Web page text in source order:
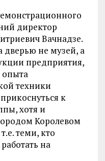
директор
Вачнадзе.
дверью не музей, а
предприятия,
опыта
техники
к
хотя и
Королевом
теми, кто
на